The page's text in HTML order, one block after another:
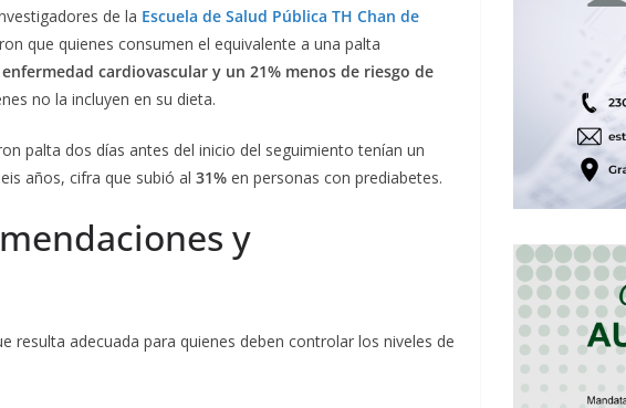
de la Escuela de Salud Pública TH Chan de
que quienes consumen el equivalente a una palta
cardiovascular y un 21% menos de riesgo de
no la incluyen en su dieta.
palta dos días antes del inicio del seguimiento tenían un
años, cifra que subió al 31% en personas con prediabetes.
y
resulta adecuada para quienes deben controlar los niveles de